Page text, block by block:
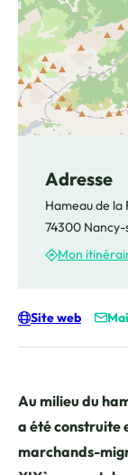
Au milieu du
a été construite
marchands-
Adresse
Hameau de la
74300 Nancy-
Mon
Site web